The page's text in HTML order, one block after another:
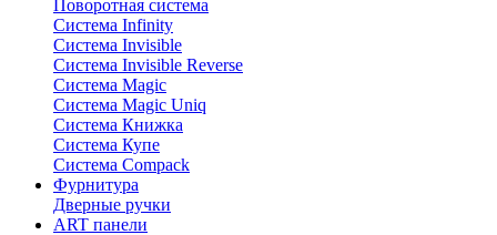
Поворотная система
Система Infinity
Система Invisible
Система Invisible Reverse
Система Magic
Система Magic Uniq
Система Книжка
Система Купе
Система Compack
Фурнитура
Дверные ручки
ART панели